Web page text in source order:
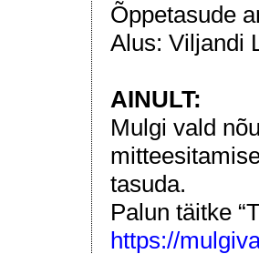
Õppetasude
Alus: Viljandi
AINULT:
Mulgi vald
tasuda.
Palun täitke
https://